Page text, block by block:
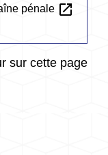
pénale open_in_new
sur cette page